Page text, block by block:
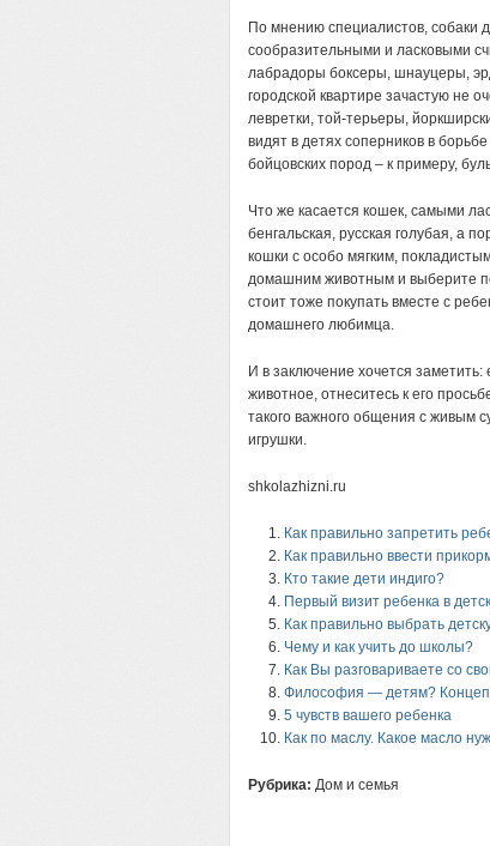
По мнению специалистов, собаки
сообразительными и ласковыми
лабрадоры боксеры, шнауцеры,
городской квартире зачастую не
левретки, той-терьеры,
видят в детях соперников в
бойцовских пород – к примеру,
Что же касается кошек, самыми
бенгальская, русская голубая, а
кошки с особо мягким,
домашним животным и выберите
стоит тоже покупать вместе с
домашнего любимца.
И в заключение хочется
животное, отнеситесь к его
такого важного общения с живым
игрушки.
shkolazhizni.ru
Как правильно запретить
Как правильно ввести
Кто такие дети индиго?
Первый визит ребенка в
Как правильно выбрать
Чему и как учить до школы?
Как Вы разговариваете со
Философия — детям?
5 чувств вашего ребенка
Как по маслу. Какое масло
Рубрика: Дом и семья